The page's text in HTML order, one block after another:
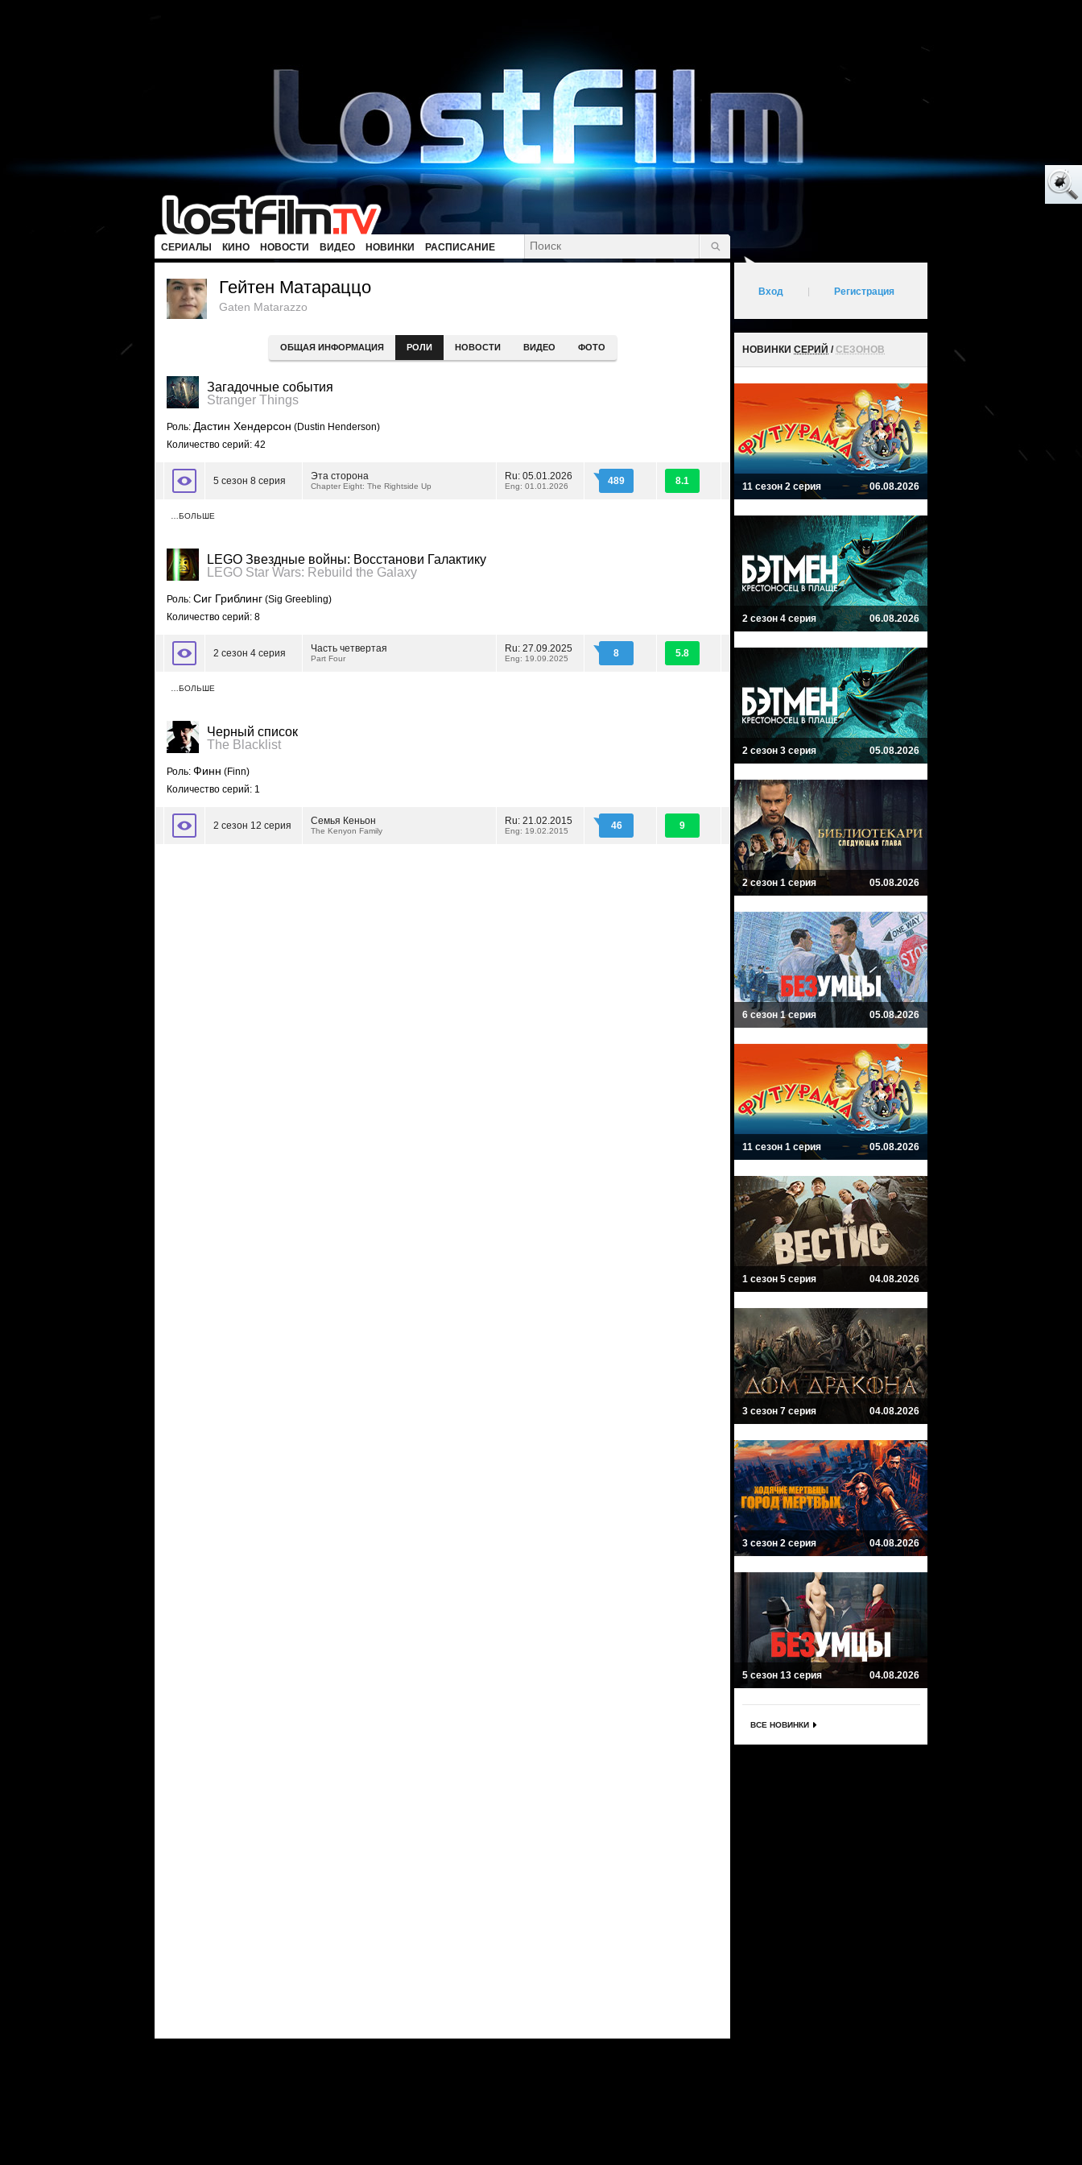
СЕРИАЛЫ КИНО НОВОСТИ ВИДЕО НОВИНКИ РАСПИСАНИЕ
Гейтен Матараццо
Gaten Matarazzo
ОБЩАЯ ИНФОРМАЦИЯ РОЛИ НОВОСТИ ВИДЕО ФОТО
Загадочные события
Stranger Things
Роль: Дастин Хендерсон (Dustin Henderson)
Количество серий: 42
5 сезон 8 серия Эта сторона
Chapter Eight: The Rightside Up
Ru: 05.01.2026
Eng: 01.01.2026 489 8.1
…БОЛЬШЕ
LEGO Звездные войны: Восстанови Галактику
LEGO Star Wars: Rebuild the Galaxy
Роль: Сиг Гриблинг (Sig Greebling)
Количество серий: 8
2 сезон 4 серия Часть четвертая
Part Four
Ru: 27.09.2025
Eng: 19.09.2025 8 5.8
…БОЛЬШЕ
Черный список
The Blacklist
Роль: Финн (Finn)
Количество серий: 1
2 сезон 12 серия Семья Кеньон
The Kenyon Family
Ru: 21.02.2015
Eng: 19.02.2015 46 9
Вход Регистрация
НОВИНКИ СЕРИЙ /СЕЗОНОВ
11 сезон 2 серия 06.08.2026
2 сезон 4 серия 06.08.2026
2 сезон 3 серия 05.08.2026
2 сезон 1 серия 05.08.2026
6 сезон 1 серия 05.08.2026
11 сезон 1 серия 05.08.2026
1 сезон 5 серия 04.08.2026
3 сезон 7 серия 04.08.2026
3 сезон 2 серия 04.08.2026
5 сезон 13 серия 04.08.2026
ВСЕ НОВИНКИ